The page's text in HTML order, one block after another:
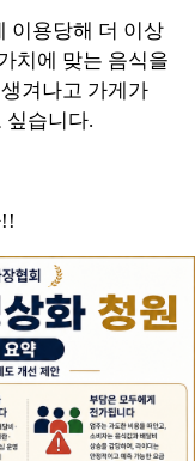
이용당해 더 이상
치에 맞는 음식을
겨나고 가게가
싶습니다.